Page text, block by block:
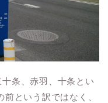
条、赤羽、十条とい
という訳ではなく、